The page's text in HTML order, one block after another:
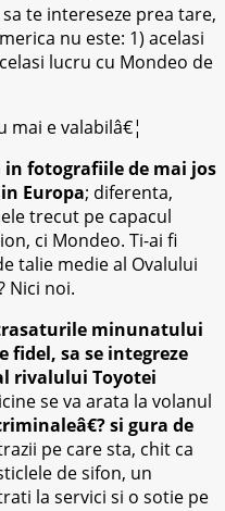
te intereseze prea tare,
nu este: 1) acelasi
lucru cu Mondeo de
e valabilâ€¦
fotografiile de mai jos
Europa; diferenta,
trecut pe capacul
ci Mondeo. Ti-ai fi
talie medie al Ovalului
Nici noi.
minunatului
fidel, sa se integreze
rivalului Toyotei
se va arata la volanul
si gura de
pe care sta, chit ca
de sifon, un
la servici si o sotie pe